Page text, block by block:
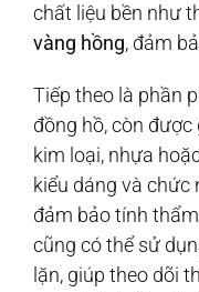
chất liệu bền như
vàng hồng, đảm
Tiếp theo là phần
đồng hồ, còn
kim loại, nhựa
kiểu dáng và chức
đảm bảo tính
cũng có thể sử
lặn, giúp theo dõi